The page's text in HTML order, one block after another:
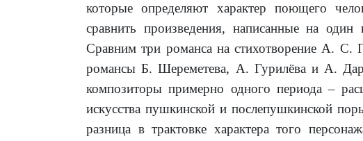
которые определяют характер поющего
сравнить произведения, написанные на один
Сравним три романса на стихотворение А.
романсы Б. Шереметева, А. Гурилёва и А.
композиторы примерно одного периода –
искусства пушкинской и послепушкинской
разница в трактовке характера того